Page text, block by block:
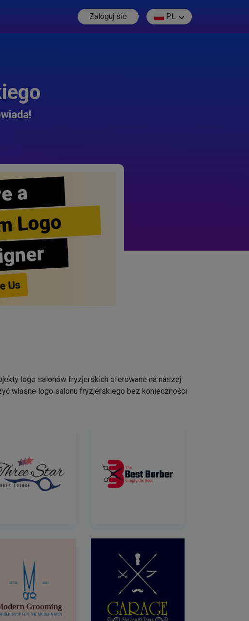
Zaloguj sie PL
a
Logo
Us
logo salonów fryzjerskich oferowane na naszej
własne logo salonu fryzjerskiego bez konieczności